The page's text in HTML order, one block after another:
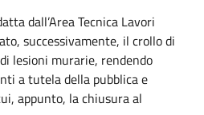
dall’Area Tecnica Lavori
successivamente, il crollo di
lesioni murarie, rendendo
a tutela della pubblica e
appunto, la chiusura al